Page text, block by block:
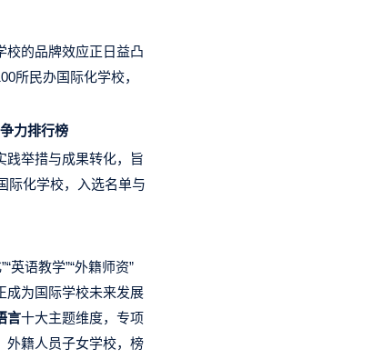
校的品牌效应正日益凸
所民办国际化学校，
力排行榜
践举措与成果转化，旨
际化学校，入选名单与
英语教学”“外籍师资”
成为国际学校未来发展
言十大主题维度，专项
外籍人员子女学校，榜